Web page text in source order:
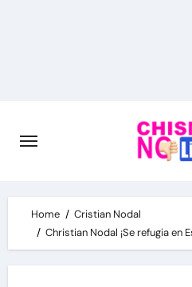
Home
Cristian Nodal
Christian Nodal ¡Se refugia en